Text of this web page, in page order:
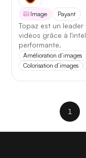
Image Payant
Topaz est un
vidéos grâce à
performante.
Amélioration d’images
Colorisation d’images
1